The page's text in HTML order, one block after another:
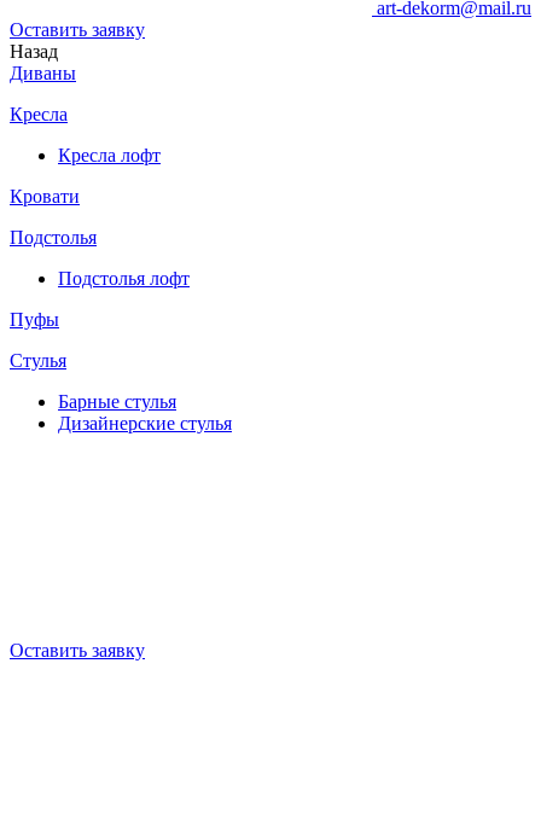
art-dekorm@mail.ru
Оставить заявку
Назад
Диваны
Кресла
Кресла лофт
Кровати
Подстолья
Подстолья лофт
Пуфы
Стулья
Барные cтулья
Дизайнерские cтулья
Оставить заявку